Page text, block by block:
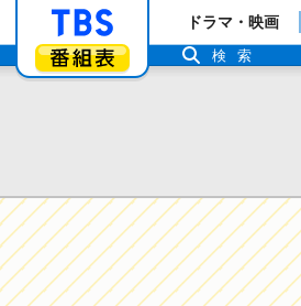
「TBSテレビ」ト
番組表
ドラマ・映画
検索